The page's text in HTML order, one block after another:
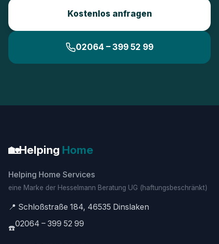
Kostenlos anfragen
02064 – 399 52 99
🏡Helping Home
Helping Home Services
eine Marke der Hesselmann Beratung UG (haftungsbeschränkt)
📍 Schloßstraße 184, 46535 Dinslaken
☎️02064 – 399 52 99